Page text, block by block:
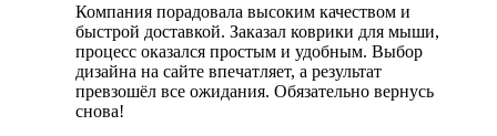
Компания порадовала высоким качеством и
быстрой доставкой. Заказал коврики для мыши,
процесс оказался простым и удобным. Выбор
дизайна на сайте впечатляет, а результат
превзошёл все ожидания. Обязательно вернусь
снова!